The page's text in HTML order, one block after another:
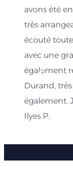
avons été
très
écouté
avec une
également
Durand,
également.
Ilyes P.